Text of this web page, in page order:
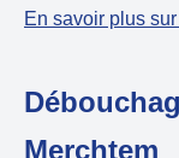
En savoir plus
Merchtem